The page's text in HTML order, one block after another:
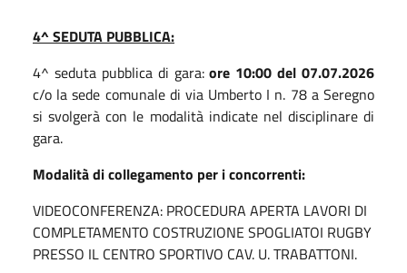
4^ SEDUTA PUBBLICA:
4^ seduta pubblica di gara:ore 10:00 del 07.07.2026
c/o la sede comunale di via Umberto I n. 78 a Seregno
si svolgerà con le modalità indicate nel disciplinare di
gara.
Modalità di collegamento per i concorrenti:
VIDEOCONFERENZA: PROCEDURA APERTA LAVORI DI
COMPLETAMENTO COSTRUZIONE SPOGLIATOI RUGBY
PRESSO IL CENTRO SPORTIVO CAV. U. TRABATTONI.